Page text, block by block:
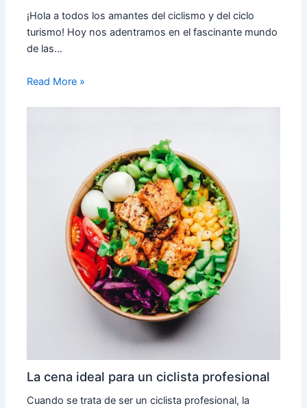
¡Hola a todos los amantes del ciclismo y del ciclo
turismo! Hoy nos adentramos en el fascinante mundo
de las…
Read More »
La cena ideal para un ciclista profesional
Cuando se trata de ser un ciclista profesional, la